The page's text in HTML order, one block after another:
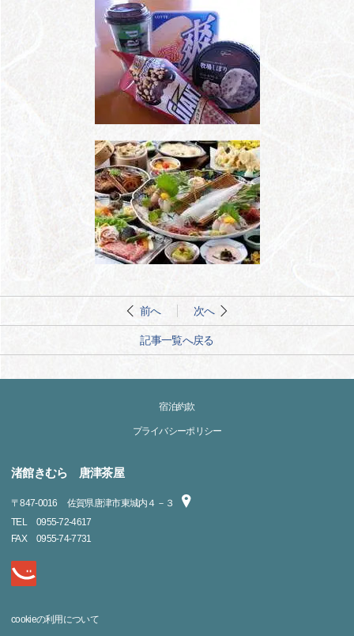
前へ 次へ
記事一覧へ戻る
宿泊約款
プライバシーポリシー
渚館きむら 唐津茶屋
〒847-0016
佐賀県唐津市東城内４－３
TEL
0955-72-4617
FAX
0955-74-7731
cookieの利用について